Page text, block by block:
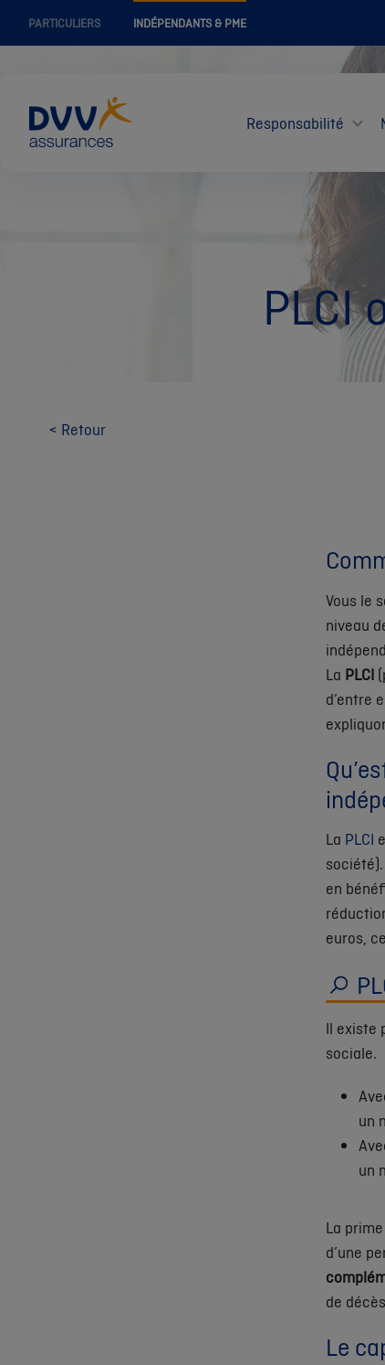
PARTICULIERS INDÉPENDANTS & PME
Responsabilité
PLCI
< Retour
Vous le
niveau
La PLCI
d’entre
La PLCI
en
euros,
Il existe
sociale.
un
un
La
d’une
de
Le